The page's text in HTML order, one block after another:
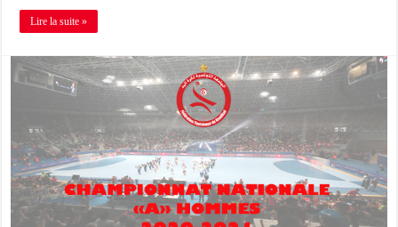
Lire la suite »